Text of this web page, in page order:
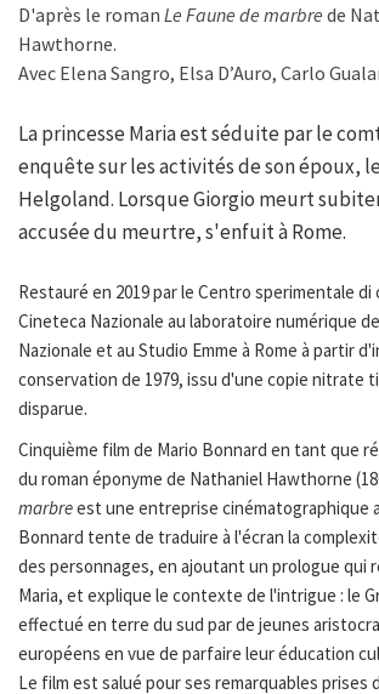
D'après le roman Le Faune de marbre de
Hawthorne.
Avec Elena Sangro, Elsa D’Auro, Carlo
La princesse Maria est séduite par le
enquête sur les activités de son époux,
Helgoland. Lorsque Giorgio meurt
accusée du meurtre, s'enfuit à Rome.
Restauré en 2019 par le Centro sperimentale
Cineteca Nazionale au laboratoire numérique
Nazionale et au Studio Emme à Rome à partir
conservation de 1979, issu d'une copie nitrate
disparue.
Cinquième film de Mario Bonnard en tant que
du roman éponyme de Nathaniel Hawthorne
marbreest une entreprise cinématographique
Bonnard tente de traduire à l'écran la
des personnages, en ajoutant un prologue qui
Maria, et explique le contexte de l'intrigue : le
effectué en terre du sud par de jeunes
européens en vue de parfaire leur éducation
Le film est salué pour ses remarquables prises